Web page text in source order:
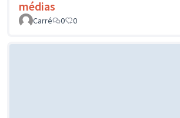
médias
Carré
0 0